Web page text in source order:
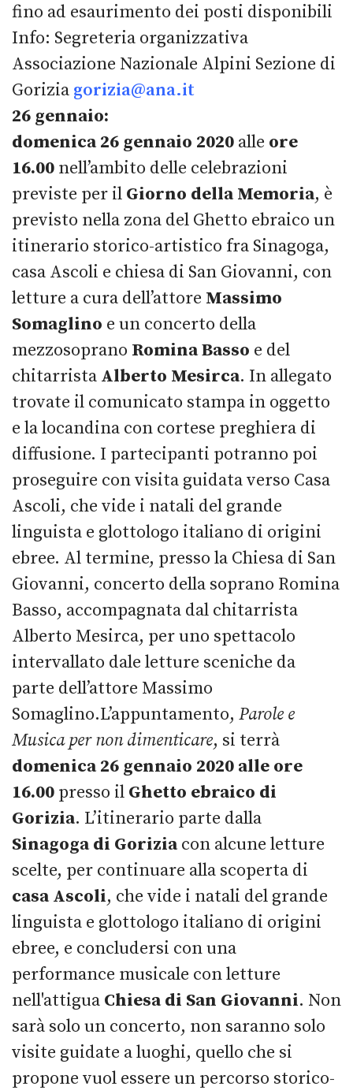
fino ad esaurimento dei posti disponibili
Info: Segreteria organizzativa
Associazione Nazionale Alpini Sezione di
Gorizia gorizia@ana.it
26 gennaio:
domenica 26 gennaio 2020 alle ore
16.00 nell’ambito delle celebrazioni
previste per il Giorno della Memoria, è
previsto nella zona del Ghetto ebraico un
itinerario storico-artistico fra Sinagoga,
casa Ascoli e chiesa di San Giovanni, con
letture a cura dell’attore Massimo
Somaglino e un concerto della
mezzosoprano Romina Basso e del
chitarrista Alberto Mesirca. In allegato
trovate il comunicato stampa in oggetto
e la locandina con cortese preghiera di
diffusione. I partecipanti potranno poi
proseguire con visita guidata verso Casa
Ascoli, che vide i natali del grande
linguista e glottologo italiano di origini
ebree. Al termine, presso la Chiesa di San
Giovanni, concerto della soprano Romina
Basso, accompagnata dal chitarrista
Alberto Mesirca, per uno spettacolo
intervallato dale letture sceniche da
parte dell’attore Massimo
Somaglino.L’appuntamento, Parole e
Musica per non dimenticare, si terrà
domenica 26 gennaio 2020 alle ore
16.00 presso il Ghetto ebraico di
Gorizia. L’itinerario parte dalla
Sinagoga di Goriziacon alcune letture
scelte, per continuare alla scoperta di
casa Ascoli, che vide i natali del grande
linguista e glottologo italiano di origini
ebree, e concludersi con una
performance musicale con letture
nell'attigua Chiesa di San Giovanni. Non
sarà solo un concerto, non saranno solo
visite guidate a luoghi, quello che si
propone vuol essere un percorso storico-